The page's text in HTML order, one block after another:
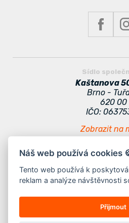
Náš web používá cookies
Tento web používá k
reklam a analýze návštěvnosti
Přijmout
Sídlo
Kaštanova
Brno -
620 00
IČO:
Zobrazit na
Zajímavé
Odběr
Kontakt
Jak vybrat
Jak se připravit
Ostatní